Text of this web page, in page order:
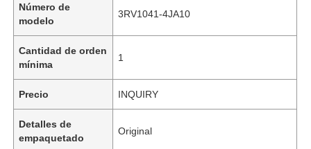
Número de
modelo
3RV1041-4JA10
Cantidad de orden
mínima
1
Precio INQUIRY
Detalles de
empaquetado
Original